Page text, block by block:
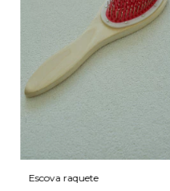
Escova raquete